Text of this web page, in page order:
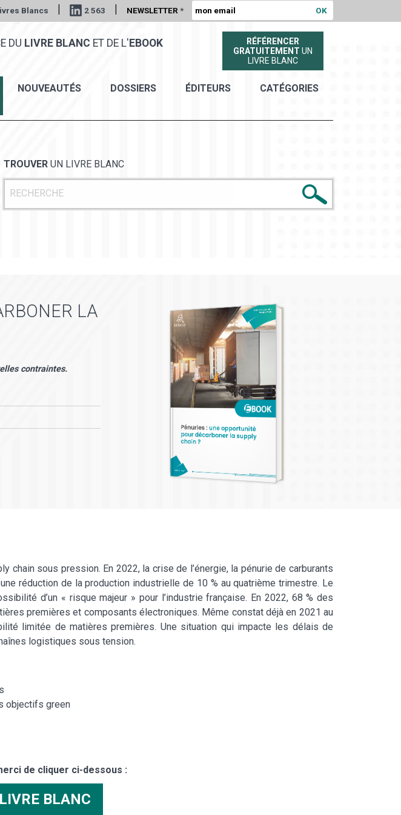
Blancs | 2 563 | NEWSLETTER *
DU LIVRE BLANC ET DE L' EBOOK
RÉFÉRENCER
GRATUITEMENT UN
LIVRE BLANC
NOUVEAUTÉS DOSSIERS ÉDITEURS CATÉGORIES
TROUVER UN LIVRE BLANC
LA
contraintes.
sous pression. En 2022, la crise de l’énergie, la pénurie de carburants
réduction de la production industrielle de 10 % au quatrième trimestre. Le
d’un « risque majeur » pour l’industrie française. En 2022, 68 % des
premières et composants électroniques. Même constat déjà en 2021 au
limitée de matières premières. Une situation qui impacte les délais de
logistiques sous tension.
objectifs green
de cliquer ci-dessous :
BLANC